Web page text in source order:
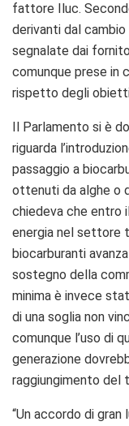
fattore Iluc.
derivanti dal cambio
segnalate dai
comunque prese in
rispetto degli
Il Parlamento si è
riguarda
passaggio a
ottenuti da alghe o
chiedeva che entro
energia nel settore
biocarburanti
sostegno della
minima è invece
di una soglia non
comunque l’uso di
generazione
raggiungimento del
“Un accordo di